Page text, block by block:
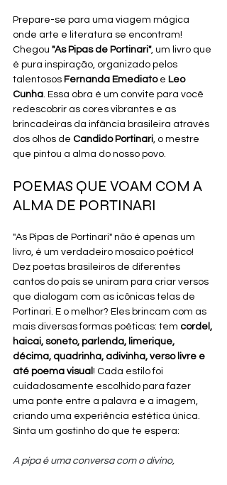
Prepare-se para uma viagem mágica
onde arte e literatura se encontram!
Chegou "As Pipas de Portinari", um livro que
é pura inspiração, organizado pelos
talentosos Fernanda Emediato e Leo
Cunha. Essa obra é um convite para você
redescobrir as cores vibrantes e as
brincadeiras da infância brasileira através
dos olhos de Candido Portinari, o mestre
que pintou a alma do nosso povo.
POEMAS QUE VOAM COM A
ALMA DE PORTINARI
"As Pipas de Portinari" não é apenas um
livro, é um verdadeiro mosaico poético!
Dez poetas brasileiros de diferentes
cantos do país se uniram para criar versos
que dialogam com as icônicas telas de
Portinari. E o melhor? Eles brincam com as
mais diversas formas poéticas: tem cordel,
haicai, soneto, parlenda, limerique,
décima, quadrinha, adivinha, verso livre e
até poema visual ! Cada estilo foi
cuidadosamente escolhido para fazer
uma ponte entre a palavra e a imagem,
criando uma experiência estética única.
Sinta um gostinho do que te espera:
A pipa é uma conversa com o divino,